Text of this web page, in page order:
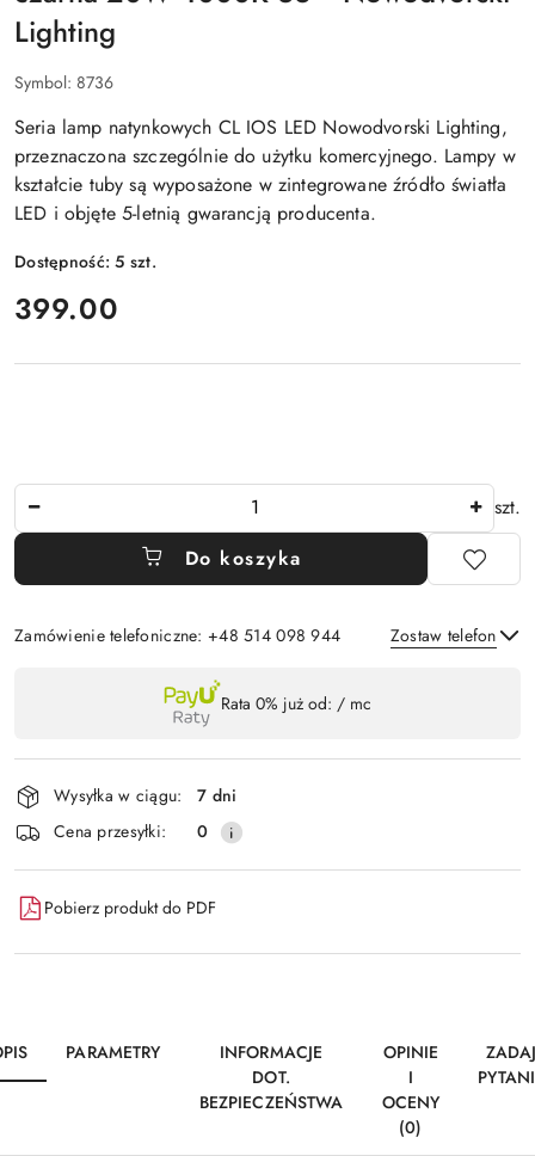
Lighting
Symbol: 8736
Seria lamp natynkowych CL IOS LED Nowodvorski Lighting,
przeznaczona szczególnie do użytku komercyjnego. Lampy w
kształcie tuby są wyposażone w zintegrowane źródło światła
LED i objęte 5-letnią gwarancją producenta.
Dostępność:5 szt.
cena:
399.00
szt.
Do koszyka
Zamówienie telefoniczne: +48 514 098 944 Zostaw telefon
płatność
i
dostawa
Rata 0% już od: / mc
Wysyłka w ciągu:
7 dni
Cena przesyłki:
0
Pobierz produkt do PDF
PARAMETRY
INFORMACJE
DOT.
BEZPIECZEŃSTWA
OPINIE
I
OCENY
(0)